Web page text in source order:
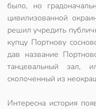
было, но
цивилизованной
решил учредить
купцу Портнову
дав название
танцевальный зал,
сколоченный из
Интересна история